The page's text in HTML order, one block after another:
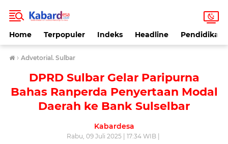
Home Terpopuler Indeks Headline Pendidikan
› Advetorial. Sulbar
DPRD Sulbar Gelar Paripurna
Bahas Ranperda Penyertaan Modal
Daerah ke Bank Sulselbar
Kabardesa
Rabu, 09 Juli 2025 | 17:34 WIB |